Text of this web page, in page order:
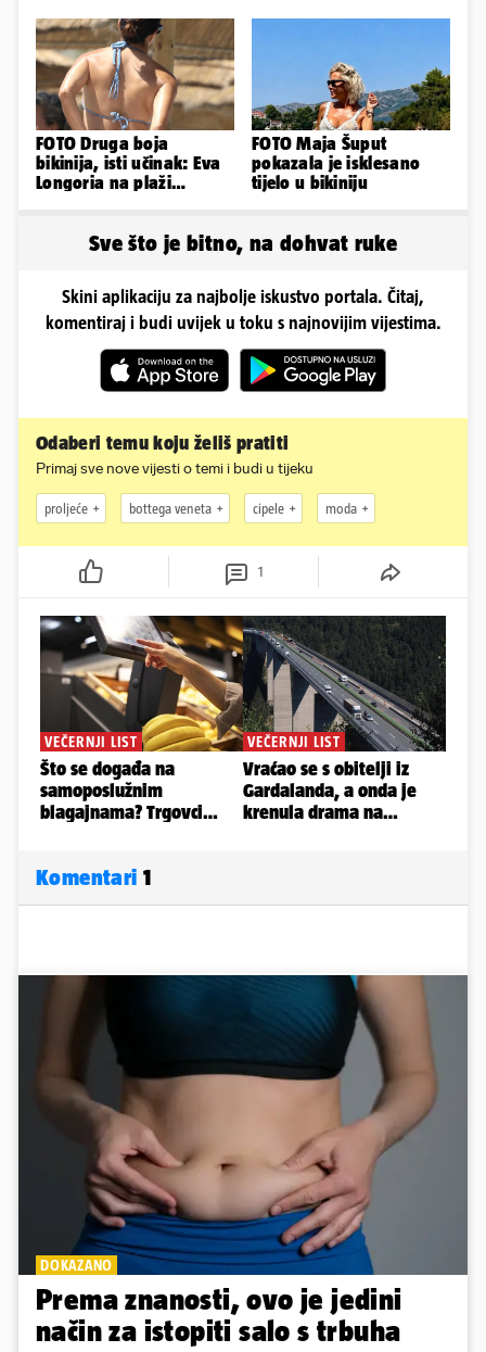
ovako sad izgleda
FOTO Druga boja
bikinija, isti učinak: Eva
Longoria na plaži
FOTO Maja Šuput
pokazala je isklesano
tijelo u bikiniju
Sve što je bitno, na dohvat ruke
Skini aplikaciju za najbolje iskustvo portala. Čitaj,
komentiraj i budi uvijek u toku s najnovijim vijestima.
Odaberi temu koju želiš pratiti
Primaj sve nove vijesti o temi i budi u tijeku
proljeće bottega veneta cipele moda
1
Komentari 1
DOKAZANO
Prema znanosti, ovo je jedini
način za istopiti salo s trbuha